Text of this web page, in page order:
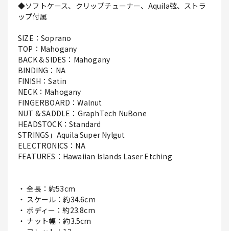
◆ソフトケース、クリップチューナー、Aquila弦、ストラ
ップ付属
SIZE：Soprano
TOP：Mahogany
BACK & SIDES：Mahogany
BINDING：NA
FINISH：Satin
NECK：Mahogany
FINGERBOARD：Walnut
NUT & SADDLE：GraphTech NuBone
HEADSTOCK：Standard
STRINGS」Aquila Super Nylgut
ELECTRONICS：NA
FEATURES：Hawaiian Islands Laser Etching
・ 全長：約53cm
・ スケール：約34.6cm
・ ボディー：約23.8cm
・ ナット幅：約3.5cm